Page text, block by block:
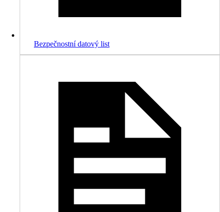
Bezpečnostní datový list